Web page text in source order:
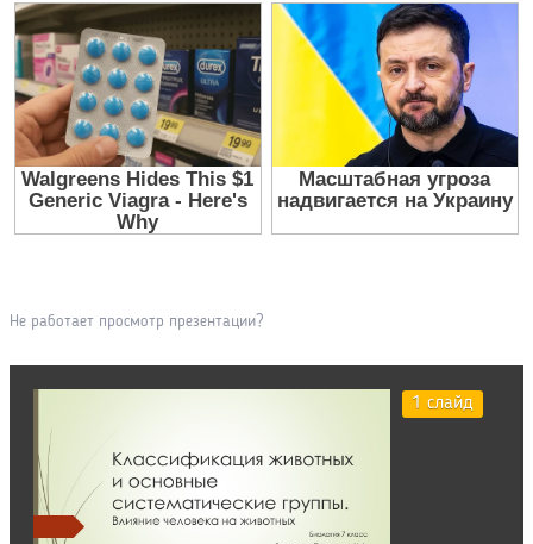
Не работает просмотр презентации?
1 слайд